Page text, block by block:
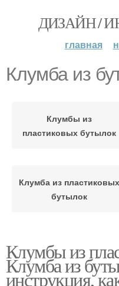
ДИЗАЙН /
главная
Клумба из
Клумбы из
пластиковых бутылок
Клумба из пластиковых
бутылок
Пластиковые бутылки
Клумбы из
Клумба из
инструкция,